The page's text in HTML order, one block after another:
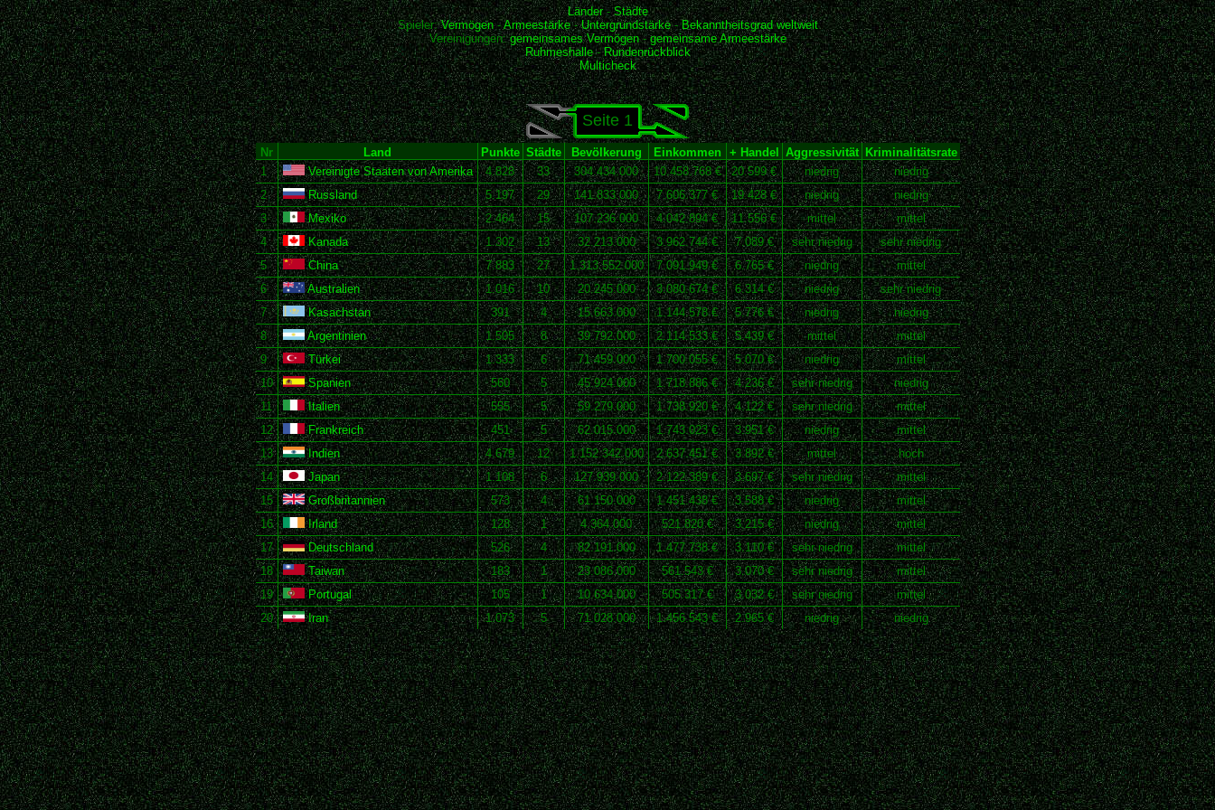
Länder-Städte
Spieler:Vermögen-Armeestärke-Untergrundstärke-Bekanntheitsgrad weltweit
Vereinigungen:gemeinsames Vermögen-gemeinsame Armeestärke
Ruhmeshalle-Rundenrückblick
Multicheck
Seite 1
Nr Land Punkte Städte Bevölkerung Einkommen + Handel Aggressivität
Kriminalitätsrate
1
Vereinigte Staaten von Amerika 4.828 33 304.434.000 10.458.768 € 20.599 € niedrig
niedrig
2
Russland 5.197 29 141.833.000 7.606.377 € 19.428 € niedrig
niedrig
3
Mexiko 2.464 15 107.236.000 4.042.894 € 11.556 € mittel
mittel
4
Kanada 1.302 13 32.213.000 3.962.744 € 7.089 € sehr niedrig
sehr niedrig
5
China 7.883 27 1.313.552.000 7.091.949 € 6.765 € niedrig
mittel
6
Australien 1.016 10 20.245.000 3.080.674 € 6.314 € niedrig
sehr niedrig
7
Kasachstan 391 4 15.663.000 1.144.578 € 5.776 € niedrig
niedrig
8
Argentinien 1.505 8 39.792.000 2.114.533 € 5.439 € mittel
mittel
9
Türkei 1.333 6 71.459.000 1.700.055 € 5.070 € niedrig
mittel
10
Spanien 560 5 45.924.000 1.718.886 € 4.236 € sehr niedrig
niedrig
11
Italien 555 5 59.279.000 1.738.920 € 4.122 € sehr niedrig
mittel
12
Frankreich 451 5 62.015.000 1.743.023 € 3.951 € niedrig
mittel
13
Indien 4.679 12 1.152.342.000 2.637.451 € 3.892 € mittel
hoch
14
Japan 1.108 6 127.939.000 2.122.389 € 3.697 € sehr niedrig
mittel
15
Großbritannien 573 4 61.150.000 1.451.438 € 3.588 € niedrig
mittel
16
Irland 128 1 4.364.000 521.820 € 3.215 € niedrig
mittel
17
Deutschland 526 4 82.191.000 1.477.738 € 3.110 € sehr niedrig
mittel
18
Taiwan 183 1 23.086.000 561.543 € 3.070 € sehr niedrig
mittel
19
Portugal 105 1 10.634.000 505.317 € 3.032 € sehr niedrig
mittel
20
Iran 1.073 5 71.028.000 1.456.543 € 2.965 € niedrig niedrig